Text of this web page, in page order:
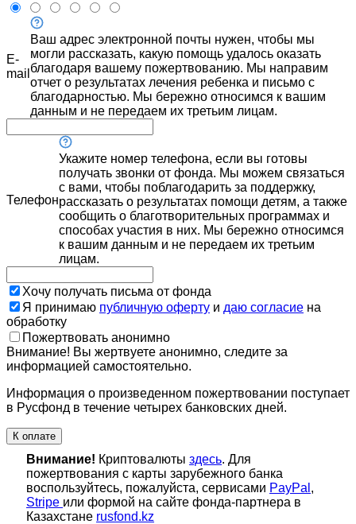
E-
mail
Ваш адрес электронной почты нужен, чтобы мы
могли рассказать, какую помощь удалось оказать
благодаря вашему пожертвованию. Мы направим
отчет о результатах лечения ребенка и письмо с
благодарностью. Мы бережно относимся к вашим
данным и не передаем их третьим лицам.
Телефон
Укажите номер телефона, если вы готовы
получать звонки от фонда. Мы можем связаться
с вами, чтобы поблагодарить за поддержку,
рассказать о результатах помощи детям, а также
сообщить о благотворительных программах и
способах участия в них. Мы бережно относимся
к вашим данным и не передаем их третьим
лицам.
Хочу получать письма от фонда
Я принимаю публичную оферту и даю согласие на
обработку
Пожертвовать анонимно
Внимание! Вы жертвуете анонимно, следите за
информацией самостоятельно.
Информация о произведенном пожертвовании поступает
в Русфонд в течение четырех банковских дней.
К оплате
Внимание! Криптовалюты здесь. Для
пожертвования с карты зарубежного банка
воспользуйтесь, пожалуйста, сервисами PayPal ,
Stripe или формой на сайте фонда-партнера в
Казахстане rusfond.kz